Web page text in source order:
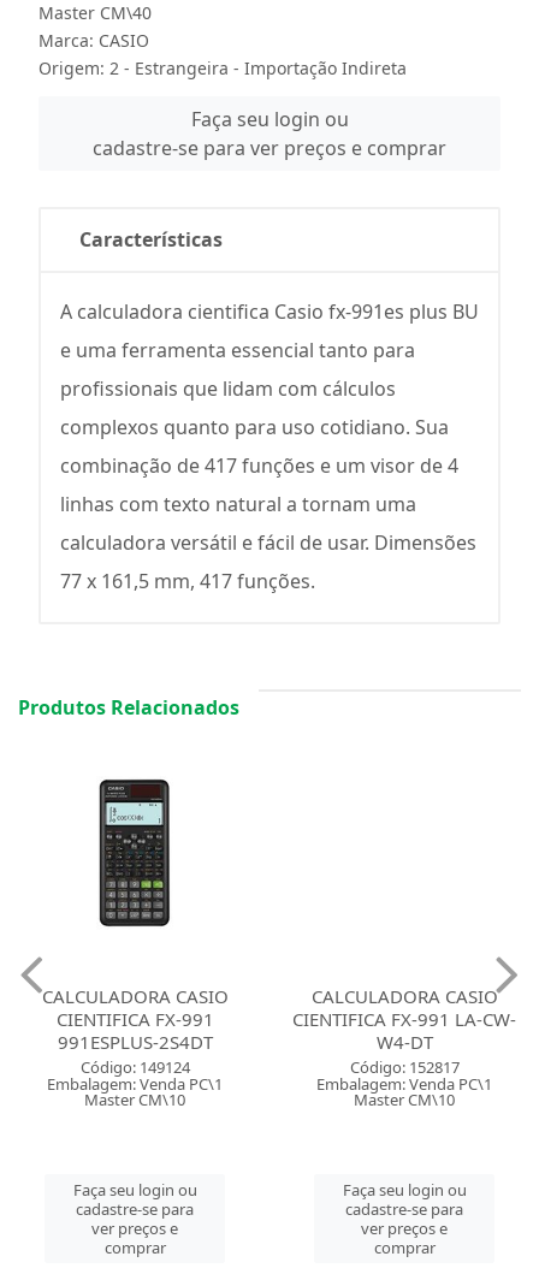
Master CM\40
Marca: CASIO
Origem: 2 - Estrangeira - Importação Indireta
Faça seu login ou
cadastre-se para ver preços e comprar
Características
A calculadora cientifica Casio fx-991es plus BU
e uma ferramenta essencial tanto para
profissionais que lidam com cálculos
complexos quanto para uso cotidiano. Sua
combinação de 417 funções e um visor de 4
linhas com texto natural a tornam uma
calculadora versátil e fácil de usar. Dimensões
77 x 161,5 mm, 417 funções.
Produtos Relacionados
CALCULADORA CASIO
CIENTIFICA FX-991
991ESPLUS-2S4DT
Código: 149124
Embalagem: Venda PC\1
Master CM\10
Faça seu login ou
cadastre-se para
ver preços e
comprar
CALCULADORA CASIO
CIENTIFICA FX-991 LA-CW-
W4-DT
Código: 152817
Embalagem: Venda PC\1
Master CM\10
Faça seu login ou
cadastre-se para
ver preços e
comprar